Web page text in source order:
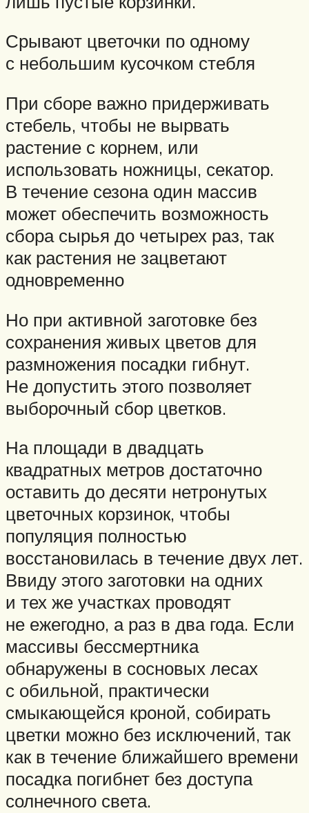
Срывают цветочки по одному
с небольшим кусочком стебля
При сборе важно придерживать
стебель, чтобы не вырвать
растение с корнем, или
использовать ножницы, секатор.
В течение сезона один массив
может обеспечить возможность
сбора сырья до четырех раз, так
как растения не зацветают
одновременно
Но при активной заготовке без
сохранения живых цветов для
размножения посадки гибнут.
Не допустить этого позволяет
выборочный сбор цветков.
На площади в двадцать
квадратных метров достаточно
оставить до десяти нетронутых
цветочных корзинок, чтобы
популяция полностью
восстановилась в течение двух лет.
Ввиду этого заготовки на одних
и тех же участках проводят
не ежегодно, а раз в два года. Если
массивы бессмертника
обнаружены в сосновых лесах
с обильной, практически
смыкающейся кроной, собирать
цветки можно без исключений, так
как в течение ближайшего времени
посадка погибнет без доступа
солнечного света.